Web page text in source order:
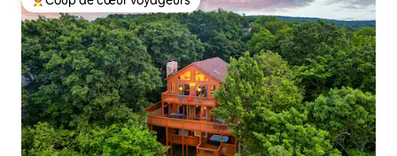
Coups de cœur voyageurs les plus appréciés